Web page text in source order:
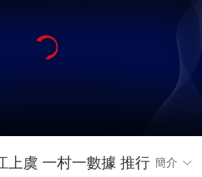
上虞 一村一數據 推行 簡介